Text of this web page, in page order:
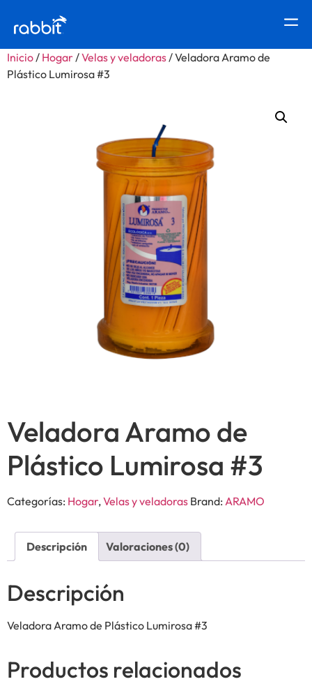
Inicio/ Hogar/Velas y veladoras/ Veladora Aramo de
Plástico Lumirosa #3
Veladora Aramo de
Plástico Lumirosa #3
Categorías: Hogar,Velas y veladoras Brand: ARAMO
Descripción Valoraciones (0)
Descripción
Veladora Aramo de Plástico Lumirosa #3
Productos relacionados